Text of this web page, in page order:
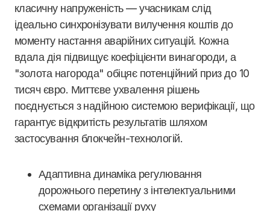
класичну напруженість — учасникам слід
ідеально синхронізувати вилучення коштів до
моменту настання аварійних ситуацій. Кожна
вдала дія підвищує коефіцієнти винагороди, а
"золота нагорода" обіцяє потенційний приз до 10
тисяч євро. Миттєве ухвалення рішень
поєднується з надійною системою верифікації, що
гарантує відкритість результатів шляхом
застосування блокчейн-технологій.
Адаптивна динаміка регулювання
дорожнього перетину з інтелектуальними
схемами організації руху